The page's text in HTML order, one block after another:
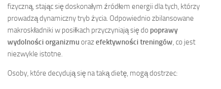
fizyczną, stając się doskonałym źródłem energii dla tych, którzy
prowadzą dynamiczny tryb życia. Odpowiednio zbilansowane
makroskładniki w posiłkach przyczyniają się do poprawy
wydolności organizmuorazefektywności treningów, co jest
niezwykle istotne.
Osoby, które decydują się na taką dietę, mogą dostrzec: